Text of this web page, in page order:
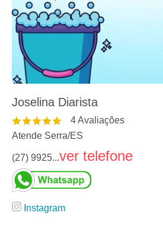
Joselina Diarista
4Avaliações
Atende Serra/ES
(27) 9925...ver telefone
Instagram